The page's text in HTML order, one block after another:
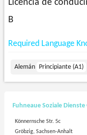
Licencia de
B
Required Language
Alemán Principiante (A1)
Fuhneaue Soziale Dienste
Könnernsche Str. 5c
Gröbzig, Sachsen-Anhalt